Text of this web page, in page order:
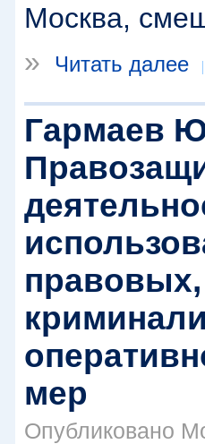
Москва,
»
Читать далее
Гармаев
правовых,
мер
Опубликовано